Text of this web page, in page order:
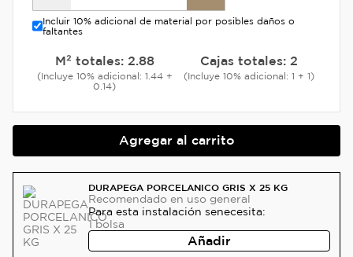
Incluir 10% adicional de material por posibles daños o
faltantes
M² totales: 2.88
(Incluye 10% adicional: 1.44 +
0.14)
Cajas totales: 2
(Incluye 10% adicional: 1 + 1)
Agregar al carrito
DURAPEGA PORCELANICO GRIS X 25 KG
Recomendado en uso general
Para esta instalación senecesita:
1 bolsa
Añadir